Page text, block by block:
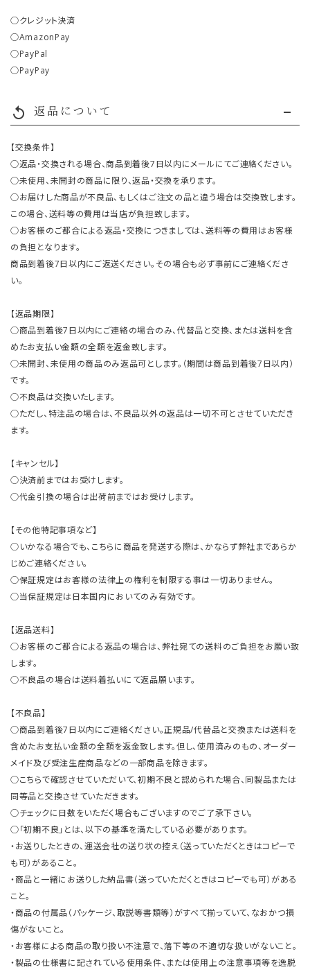
○クレジット決済
○AmazonPay
○PayPal
○PayPay
replay 返品について
【交換条件】
○返品・交換される場合、商品到着後7日以内にメールにてご連絡ください。
○未使用、未開封の商品に限り、返品・交換を承ります。
○お届けした商品が不良品、もしくはご注文の品と違う場合は交換致します。
この場合、送料等の費用は当店が負担致します。
○お客様のご都合による返品・交換につきましては、送料等の費用はお客様
の負担となります。
商品到着後7日以内にご返送ください。その場合も必ず事前にご連絡くださ
い。
【返品期限】
○商品到着後7日以内にご連絡の場合のみ、代替品と交換、または送料を含
めたお支払い金額の全額を返金致します。
○未開封、未使用の商品のみ返品可とします。（期間は商品到着後7日以内）
です。
○不良品は交換いたします。
○ただし、特注品の場合は、不良品以外の返品は一切不可とさせていただき
ます。
【キャンセル】
○決済前まではお受けします。
○代金引換の場合は出荷前まではお受けします。
【その他特記事項など】
○いかなる場合でも、こちらに商品を発送する際は、かならず弊社まであらか
じめご連絡ください。
○保証規定はお客様の法律上の権利を制限する事は一切ありません。
○当保証規定は日本国内においてのみ有効です。
【返品送料】
○お客様のご都合による返品の場合は、弊社宛ての送料のご負担をお願い致
します。
○不良品の場合は送料着払いにて返品願います。
【不良品】
○商品到着後7日以内にご連絡ください。正規品/代替品と交換または送料を
含めたお支払い金額の全額を返金致します。但し、使用済みのもの、オーダー
メイド及び受注生産商品などの一部商品を除きます。
○こちらで確認させていただいて、初期不良と認められた場合、同製品または
同等品と交換させていただきます。
○チェックに日数をいただく場合もございますのでご了承下さい。
○「初期不良」とは、以下の基準を満たしている必要があります。
・お送りしたときの、運送会社の送り状の控え（送っていただくときはコピーで
も可）があること。
・商品と一緒にお送りした納品書（送っていただくときはコピーでも可）がある
こと。
・商品の付属品（パッケージ、取説等書類等）がすべて揃っていて、なおかつ損
傷がないこと。
・お客様による商品の取り扱い不注意で、落下等の不適切な扱いがないこと。
・製品の仕様書に記されている使用条件、または使用上の注意事項等を逸脱